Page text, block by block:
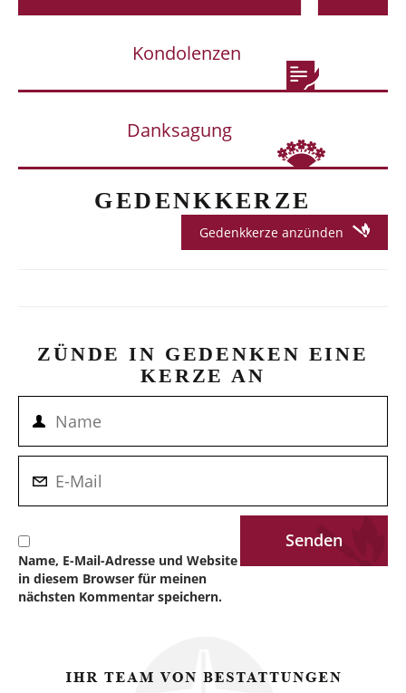
Kondolenzen
Danksagung
GEDENKKERZE
Gedenkkerze anzünden
ZÜNDE IN GEDENKEN EINE
KERZE AN
Name, E-Mail-Adresse und Website
in diesem Browser für meinen
nächsten Kommentar speichern.